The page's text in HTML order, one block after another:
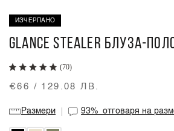
ИЗЧЕРПАНО
GLANCE STEALER БЛУЗА-
(70)
€66 / 129.08 ЛВ.
Размери 93%отговаря на